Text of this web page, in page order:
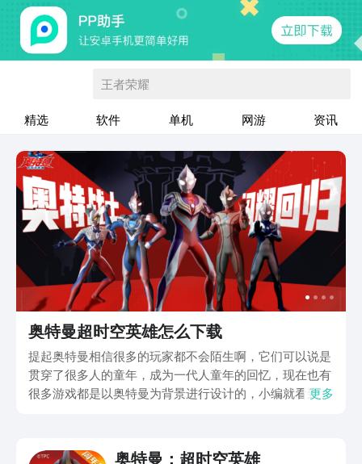
王者荣耀
精选 软件 单机 网游 资讯
奥特曼超时空英雄怎么下载
提起奥特曼相信很多的玩家都不会陌生啊，它们可以说是
贯穿了很多人的童年，成为一代人童年的回忆，现在也有
很多游戏都是以奥特曼为背景进行设计的，小编就看到有
这款游戏不会让大家失望！
更多
奥特曼：超时空英雄